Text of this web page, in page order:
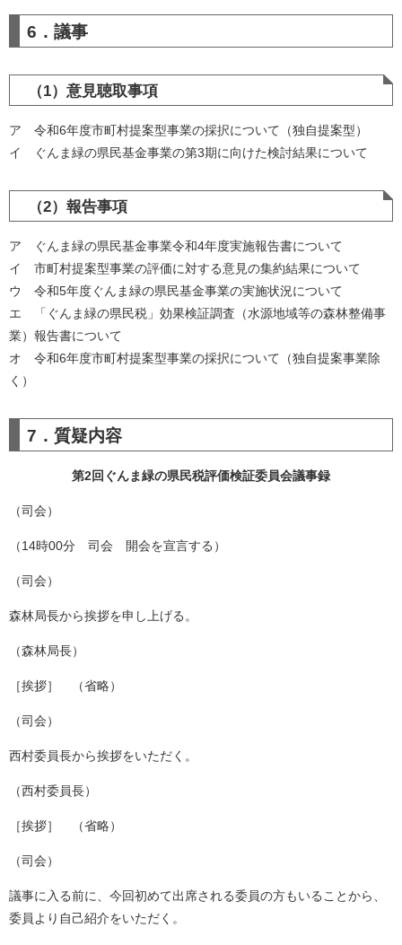
6．議事
（1）意見聴取事項
ア 令和6年度市町村提案型事業の採択について（独自提案型）
イ ぐんま緑の県民基金事業の第3期に向けた検討結果について
（2）報告事項
ア ぐんま緑の県民基金事業令和4年度実施報告書について
イ 市町村提案型事業の評価に対する意見の集約結果について
ウ 令和5年度ぐんま緑の県民基金事業の実施状況について
エ 「ぐんま緑の県民税」効果検証調査（水源地域等の森林整備事
業）報告書について
オ 令和6年度市町村提案型事業の採択について（独自提案事業除
く）
7．質疑内容​
第2回ぐんま緑の県民税評価検証委員会議事録​
（司会）
（14時00分 司会 開会を宣言する）
（司会）
森林局長から挨拶を申し上げる。
（森林局長）
［挨拶］ （省略）
（司会）
西村委員長から挨拶をいただく。
（西村委員長）
［挨拶］ （省略）
（司会）
議事に入る前に、今回初めて出席される委員の方もいることから、
委員より自己紹介をいただく。